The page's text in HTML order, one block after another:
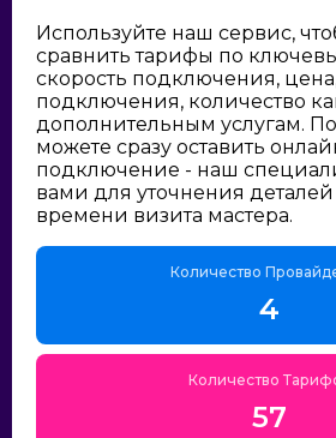
Используйте наш сервис,
сравнить тарифы по
скорость подключения,
подключения, количество
дополнительным услугам.
можете сразу оставить
подключение - наш
вами для уточнения деталей
времени визита мастера.
Количество
4
Количество
57